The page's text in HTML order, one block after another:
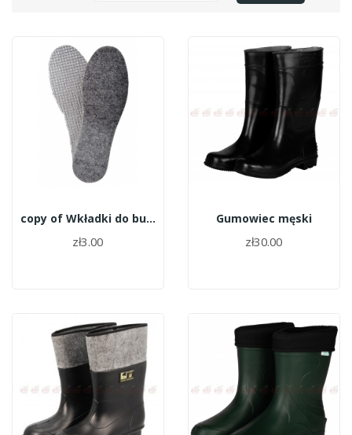
copy of Wkładki do butów
zł3.00
Gumowiec męski
zł30.00